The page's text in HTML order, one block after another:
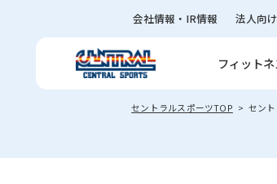
会社情報・IR情報 法人向
フィット
セントラルスポーツTOP セン